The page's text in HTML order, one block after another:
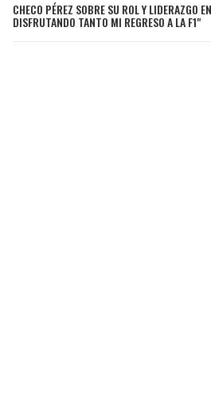
CHECO PÉREZ SOBRE SU ROL Y LIDERAZGO
DISFRUTANDO TANTO MI REGRESO A LA F1"